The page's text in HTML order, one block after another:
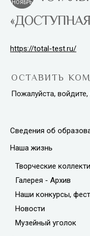
НОЯБРЬ
https://total-test.ru/
ОСТАВИТЬ
Пожалуйста,
Сведения об
Наша жизнь
Творческие
Галерея - Архив
Наши конкурсы,
Новости
Музейный уголок